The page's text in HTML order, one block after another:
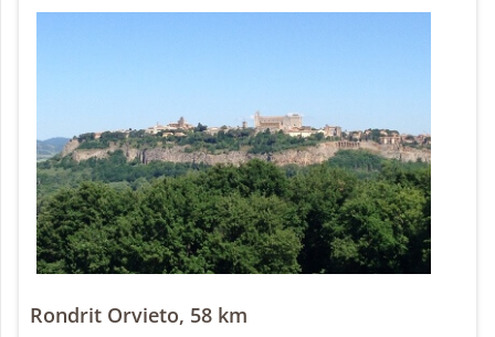
Rondrit Orvieto, 58 km